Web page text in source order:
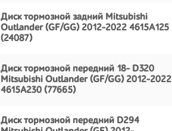
Диск тормозной задний Mitsubishi
Outlander (GF/GG) 2012-2022 4615A125
(24087)
Диск тормозной передний 18- D320
Mitsubishi Outlander (GF/GG) 2012-2022
4615A230 (77665)
Диск тормозной передний D294